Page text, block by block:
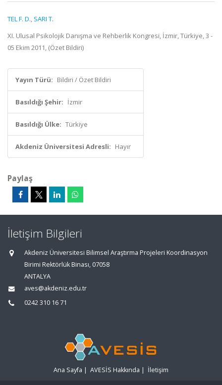
TEL F. D., SARI T.
XI. Ulusal Psikolojik Danışma ve Rehberlik Kongresi, İzmir, Türkiye, 3 -
05 Ekim 2011, (Özet Bildiri)
Yayın Türü: Bildiri / Özet Bildiri
Basıldığı Şehir: İzmir
Basıldığı Ülke: Türkiye
Akdeniz Üniversitesi Adresli: Hayır
Paylaş
İletişim Bilgileri
Akdeniz Üniversitesi Bilimsel Araştırma Projeleri Koordinasyon
Birimi Rektörlük Binası, 07058
ANTALYA
aves@akdeniz.edu.tr
0242 310 16 71
Ana Sayfa | AVESİS Hakkında | İletişim